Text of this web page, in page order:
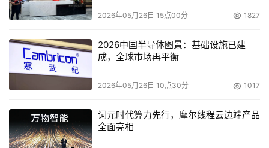
2026年05月26日 15点00分 1827
2026中国半导体图景：基础设施已建
成，全球市场再平衡
2026年05月26日 10点30分 1017
词元时代算力先行，摩尔线程云边端产品
全面亮相